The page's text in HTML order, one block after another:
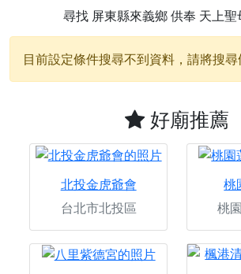
尋找 屏東縣來義鄉供奉 天上聖
目前設定條件搜尋不到資料，請將搜尋
好廟推薦
北投金虎爺會
台北市北投區
桃
桃